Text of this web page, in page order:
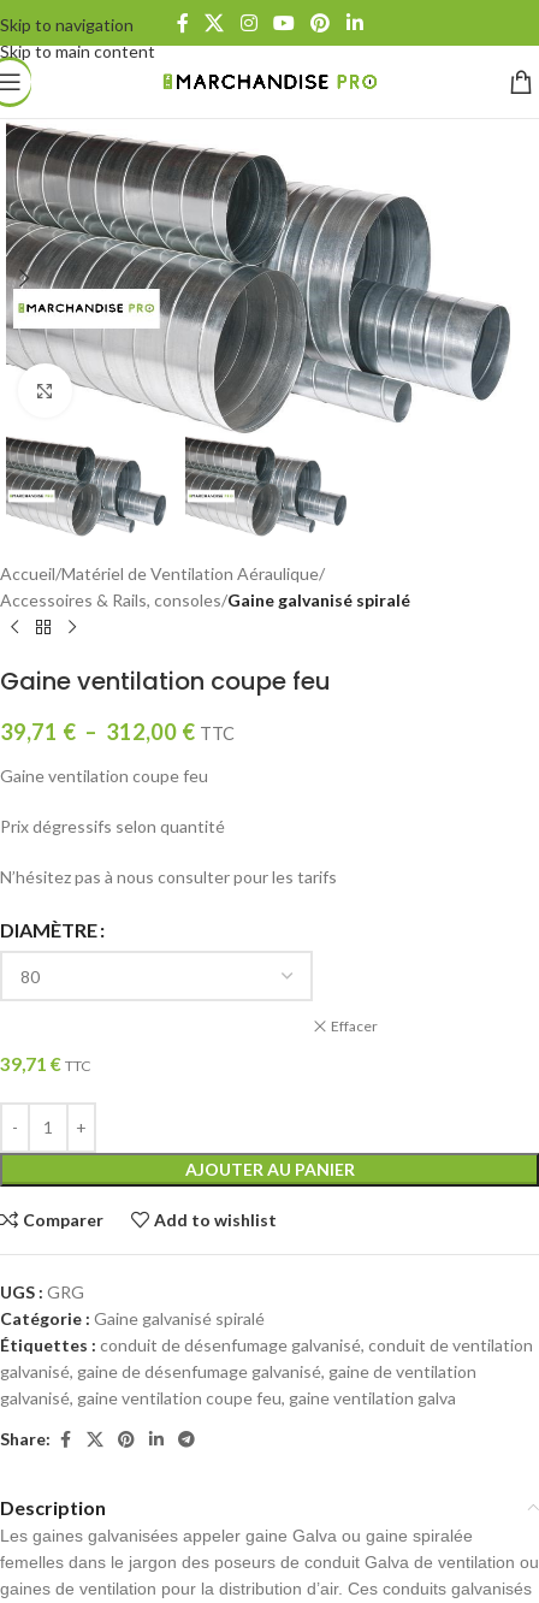
Skip to navigation
Skip to main content
Click to enlarge
Accueil Matériel de Ventilation Aéraulique
Accessoires & Rails, consoles Gaine galvanisé spiralé
Gaine ventilation coupe feu
39,71 € – 312,00 € TTC
Gaine ventilation coupe feu
Prix dégressifs selon quantité
N’hésitez pas à nous consulter pour les tarifs
DIAMÈTRE
Effacer
39,71 € TTC
AJOUTER AU PANIER
Comparer Add to wishlist
UGS : GRG
Catégorie : Gaine galvanisé spiralé
Étiquettes : conduit de désenfumage galvanisé, conduit de ventilation
galvanisé, gaine de désenfumage galvanisé, gaine de ventilation
galvanisé, gaine ventilation coupe feu, gaine ventilation galva
Share:
Description
Les gaines galvanisées appeler gaine Galva ou gaine spiralée
femelles dans le jargon des poseurs de conduit Galva de ventilation ou
gaines de ventilation pour la distribution d’air. Ces conduits galvanisés